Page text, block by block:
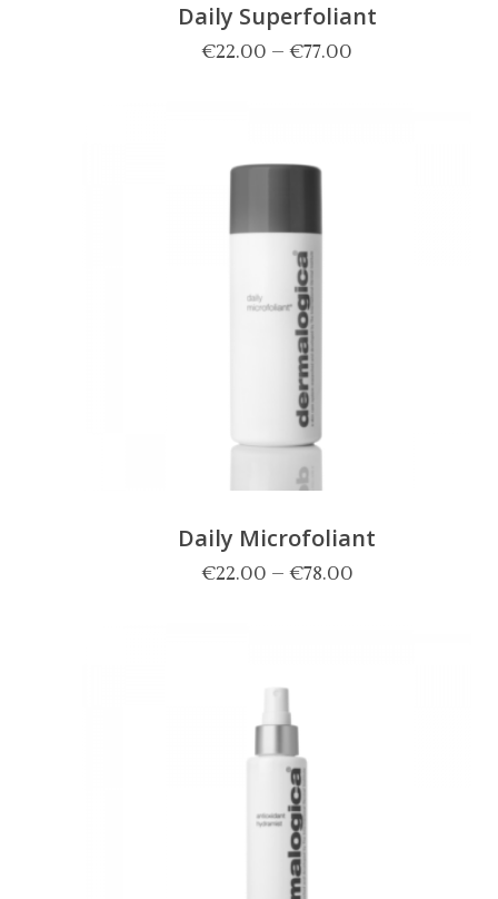
Daily Superfoliant
€22.00 – €77.00
Daily Microfoliant
€22.00 – €78.00